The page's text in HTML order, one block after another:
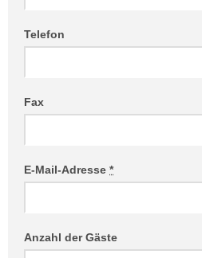
Telefon
Fax
E-Mail-Adresse *
Anzahl der Gäste